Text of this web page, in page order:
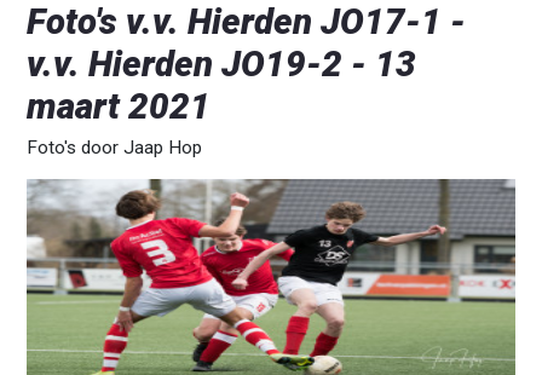
Foto's v.v. Hierden JO17-1 -
v.v. Hierden JO19-2 - 13
maart 2021
Foto's door Jaap Hop